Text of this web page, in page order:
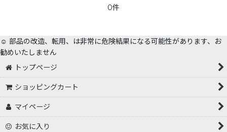
0件
☺️ 部品の改造、転用、は非常に危険結果になる可能性があります、お
勧めいたしません
トップページ
ショッピングカート
マイページ
お気に入り